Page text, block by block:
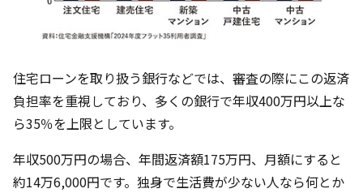
住宅ローンを取り扱う銀行などでは、審査の際にこの返済
負担率を重視しており、多くの銀行で年収400万円以上な
ら35％を上限としています。
年収500万円の場合、年間返済額175万円、月額にすると
約14万6,000円です。独身で生活費が少ない人なら何とか